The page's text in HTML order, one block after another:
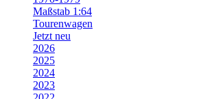
Maßstab 1:64
Tourenwagen
Jetzt neu
2026
2025
2024
2023